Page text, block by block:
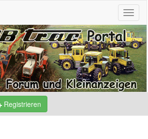
Registrieren